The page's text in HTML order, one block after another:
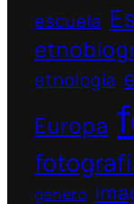
escuela
etnología
Europa
género